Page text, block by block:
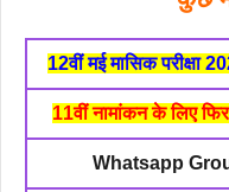
12वीं मई मासिक परीक्षा
11वीं नामांकन के लिए
Whatsapp